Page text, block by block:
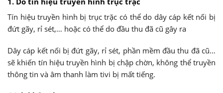
Tín hiệu truyền hình bị trục trặc có thể do dây cáp kết nối bị
đứt gãy, rỉ sét,… hoặc có thể do đầu thu đã cũ gây ra
Dây cáp kết nối bị đứt gãy, rỉ sét, phần mềm đầu thu đã cũ…
sẽ khiến tín hiệu truyền hình bị chập chờn, không thể truyền
thông tin và âm thanh làm tivi bị mất tiếng.